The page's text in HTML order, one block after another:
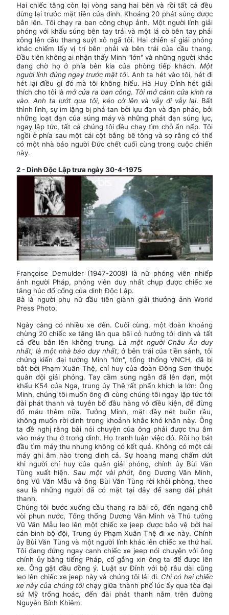
Hai chiếc tăng còn lại vòng sang hai bên và rồi tất cả đều
dừng lại trước mặt tiền của dinh. Khoảng 20 phát súng được
bắn lên. Tôi chạy ra ban công chụp ảnh. Một người lính giải
phóng với khẩu súng bên tay trái và một lá cờ bên tay phải
xông lên cầu thang suýt xô ngã tôi. Hai chiến sĩ giải phóng
khác chiếm lấy vị trí bên phải và bên trái của cầu thang.
Đầu tiên không ai nhận thấy Minh "lớn" và những người khác
đang chờ họ ở phía bên kia của phòng tiếp khách. Một
người lính đứng ngay trước mặt tôi. Anh ta hét vào tôi, hét đi
hét lại điều gì đó mà tôi không hiểu. Hà Huy Đỉnh hét giải
thích cho tôi là mở cửa ra ban công. Tôi mở cánh cửa kính ra
vào. Anh ta lướt qua tôi, kéo cờ lên và vẫy đi vẫy lại. Bất
thình lình, sự im lặng bị phá tan bởi lựu đạn và đạn pháo, bởi
những loạt đạn của súng máy và những phát đạn súng lục,
ngay lập tức, tất cả chúng tôi đều chạy tìm chỗ ẩn nấp. Tôi
ngồi ở phía sau một cái cột bằng bê tông và sợ rằng có thể
có một nhà báo người Đức chết cuối cùng trong cuộc chiến
này.
2 - Dinh Độc Lập trưa ngày 30-4-1975
Françoise Demulder (1947-2008) là nữ phóng viên nhiếp
ảnh người Pháp, phóng viên duy nhất chụp được chiếc xe
tăng húc đổ cổng của dinh Độc Lập.
Bà là người phụ nữ đầu tiên giành giải thưởng ảnh World
Press Photo.
Ngày càng có nhiều xe đến. Cuối cùng, một đoàn khoảng
chừng 20 chiếc xe tăng lăn qua bãi cỏ hướng tới dinh và tất
cả đều bắn lên không trung. Là một người Châu Âu duy
nhất, là một nhà báo duy nhất, ở bên trái của tiền sảnh, tôi
chứng kiến đại tướng Minh "lớn", tổng thống VNCH, đã bị
bắt bởi Phạm Xuân Thệ, chỉ huy của đoàn Đông Sơn thuộc
quân đội giải phóng. Tay cầm súng ngắn đã lên đạn, một
khẩu K54 của Nga, trung úy Thệ rất phấn khích la lớn: Ông
Minh, chúng tôi muốn ông đi cùng chúng tôi ngay lập tức tới
đài phát thanh và tuyên bố đầu hàng vô điều kiện, để đừng
đổ máu thêm nữa. Tướng Minh, mặt đầy nét buồn rầu,
không muốn rời dinh trong khoảnh khắc khó khăn này. Ông
ta đề nghị rằng bài nói chuyện của ông phải được thu âm
vào máy thu ở trong dinh. Họ tranh luận việc đó. Rồi họ bắt
đầu tìm máy thu nhưng không có kết quả. Không có một cái
máy ghi âm nào trong dinh cả. Sự hoang mang chấm dứt
khi người chỉ huy của quân giải phóng, chính ủy Bùi Văn
Tùng xuất hiện.Sau một vài phút, ông Dương Văn Minh,
ông Vũ Văn Mẫu và ông Bùi Văn Tùng rời khỏi phòng, theo
sau là những người đã có mặt tại đây để sang đài phát
thanh.
Chúng tôi bước xuống cầu thang ra bãi cỏ, đến ngang chỗ
vòi phun nước, Tổng thống Dương Văn Minh và Thủ tướng
Vũ Văn Mẫu leo lên một chiếc xe jeep được bảo vệ bởi hai
cán binh bộ đội, Trung úy Phạm Xuân Thệ đi xe này. Chính
ủy Bùi Văn Tùng và một người lính khác lên chiếc xe thứ hai.
Tôi đang đứng ngay cạnh chiếc xe jeep nói chuyện với ông
chính ủy bằng tiếng Pháp, cố gắng xin ông ta để được lên
xe. Ông gật đầu đồng ý. Luật sư Đỉnh với bộ râu dài cũng
leo lên chiếc xe jeep này và chúng tôi lái đi. Chỉ có hai chiếc
xe này của chúng tôichạy giữa thành phố lúc ấy qua tòa đại
sứ Mỹ trống hoác, đến đài phát thanh nằm trên đường
Nguyễn Bỉnh Khiêm.